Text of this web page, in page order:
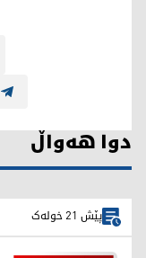
دوا هەواڵ
پێش 21 خولەک